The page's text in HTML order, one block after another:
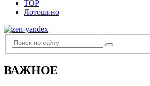
TOP
Лотошино
ВАЖНОЕ